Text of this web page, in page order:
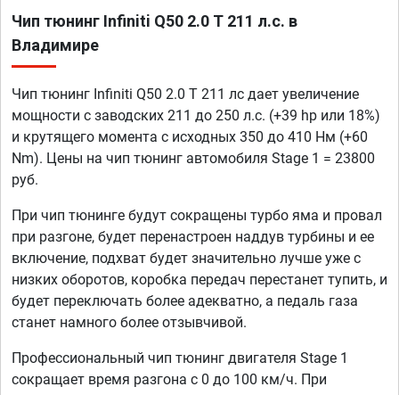
Чип тюнинг Infiniti Q50 2.0 T 211 л.с. в
Владимире
Чип тюнинг Infiniti Q50 2.0 T 211 лс дает увеличение
мощности с заводских 211 до 250 л.с. (+39 hp или 18%)
и крутящего момента с исходных 350 до 410 Нм (+60
Nm). Цены на чип тюнинг автомобиля Stage 1 = 23800
руб.
При чип тюнинге будут сокращены турбо яма и провал
при разгоне, будет перенастроен наддув турбины и ее
включение, подхват будет значительно лучше уже с
низких оборотов, коробка передач перестанет тупить, и
будет переключать более адекватно, а педаль газа
станет намного более отзывчивой.
Профессиональный чип тюнинг двигателя Stage 1
сокращает время разгона с 0 до 100 км/ч. При